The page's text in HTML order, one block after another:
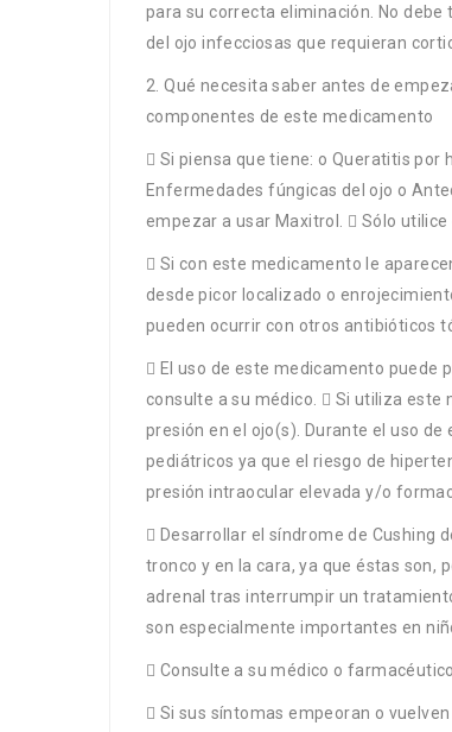
para su correcta eliminación. No
del ojo infecciosas que requieran
2. Qué necesita saber antes de
componentes de este medicamento
 Si piensa que tiene: o Queratitis
Enfermedades fúngicas del ojo o
empezar a usar Maxitrol.  Sólo
 Si con este medicamento le
desde picor localizado o
pueden ocurrir con otros antibióticos
 El uso de este medicamento
consulte a su médico.  Si utiliza
presión en el ojo(s). Durante el uso
pediátricos ya que el riesgo de
presión intraocular elevada y/o
 Desarrollar el síndrome de Cushing
tronco y en la cara, ya que éstas son,
adrenal tras interrumpir un
son especialmente importantes en
 Consulte a su médico o
 Si sus síntomas empeoran o